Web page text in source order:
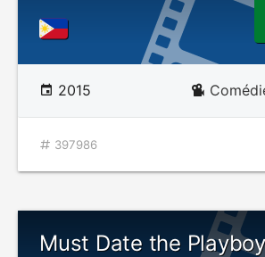
2015
397986
Must Date the Playboy